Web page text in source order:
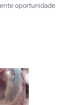
oportunidade